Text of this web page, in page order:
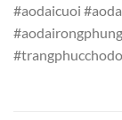
#aodaicuoi